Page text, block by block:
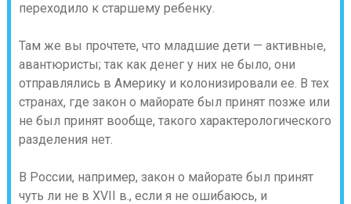
переходило к старшему ребенку.
Там же вы прочтете, что младшие дети — активные,
авантюристы; так как денег у них не было, они
отправлялись в Америку и колонизировали ее. В тех
странах, где закон о майорате был принят позже или
не был принят вообще, такого характерологического
разделения нет.
В России, например, закон о майорате был принят
чуть ли не в XVII в., если я не ошибаюсь, и